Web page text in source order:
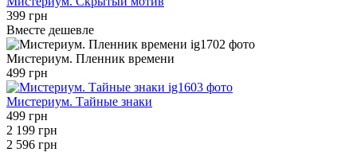
399 грн
Вместе дешевле
Мистериум. Пленник времени
499 грн
Мистериум. Тайные знаки
499 грн
2 199 грн
2 596 грн